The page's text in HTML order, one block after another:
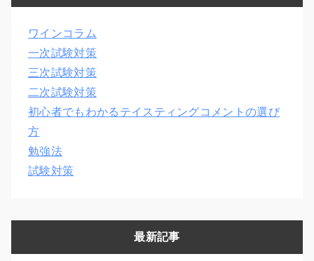
ワインコラム
一次試験対策
三次試験対策
二次試験対策
初心者でもわかるテイスティングコメントの選び
方
勉強法
試験対策
最新記事